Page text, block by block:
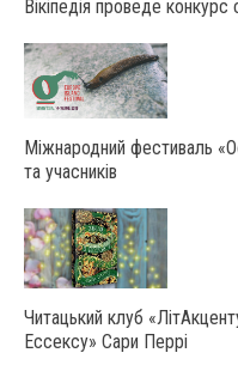
Вікіпедія проведе конкурс
Міжнародний фестиваль
та учасників
Читацький клуб
Ессексу» Сари Перрі